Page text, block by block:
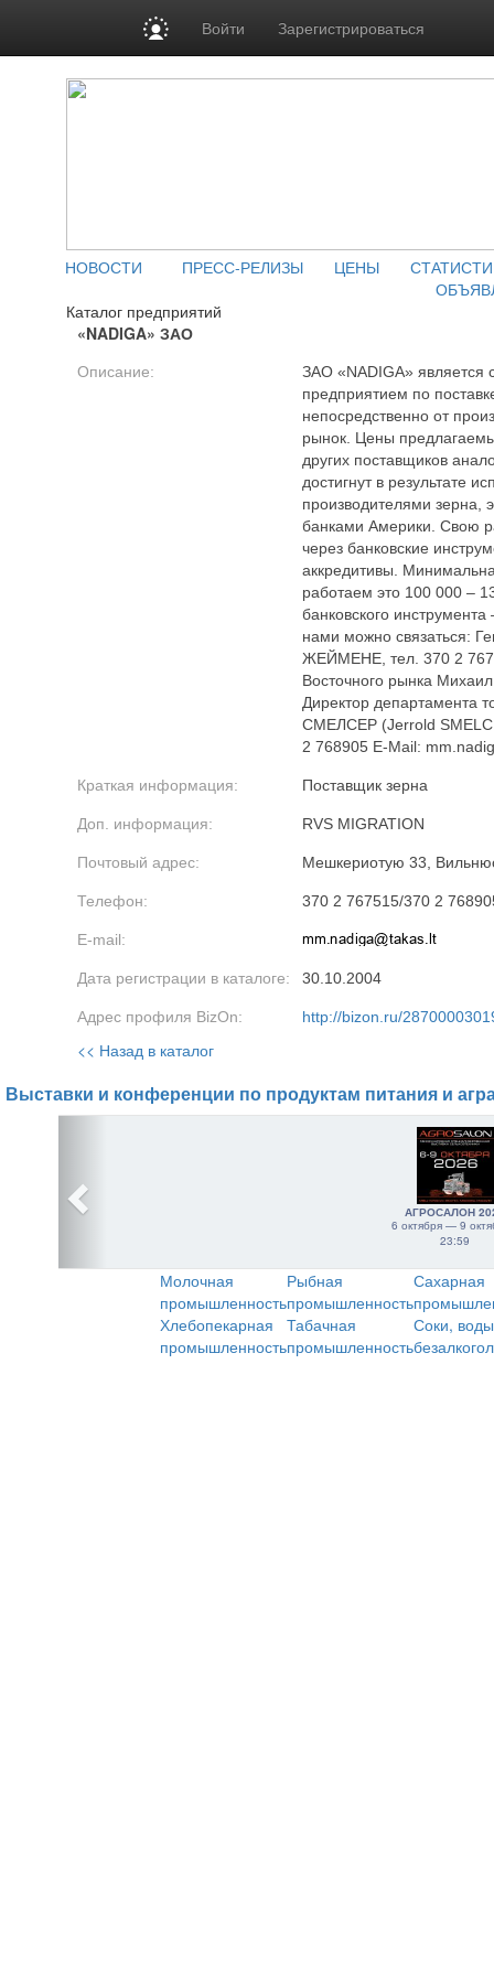
Войти Зарегистрироваться
НОВОСТИ ПРЕСС-РЕЛИЗЫ ЦЕНЫ
Каталог предприятий
«NADIGA» ЗАО
Описание:
ЗАО «NADIGA» является
предприятием по
непосредственно от
рынок. Цены
других поставщиков
достигнут в результате
производителями зерна,
банками Америки. Свою
через банковские
аккредитивы.
работаем это 100 000 –
банковского
нами можно связаться:
ЖЕЙМЕНЕ, тел. 370 2
Восточного рынка
Директор департамента
СМЕЛСЕР (Jerrold
2 768905 E-Mail:
Краткая информация: Поставщик зерна
Доп. информация: RVS MIGRATION
Почтовый адрес: Мешкериотую 33,
Телефон: 370 2 767515/370 2
E-mail:
Дата регистрации в каталоге: 30.10.2004
Адрес профиля BizOn: http://bizon.ru/
<< Назад в каталог
Выставки и конференции по продуктам питания и
АГРОСАЛОН
6 октября — 9
23:59
Молочная
промышленность
Рыбная
промышленность
Сахарная
Хлебопекарная
промышленность
Табачная
промышленность
Соки,